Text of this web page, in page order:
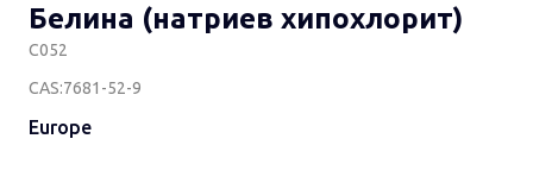
Белина (натриев хипохлорит)
С052
CAS:7681-52-9
Europe